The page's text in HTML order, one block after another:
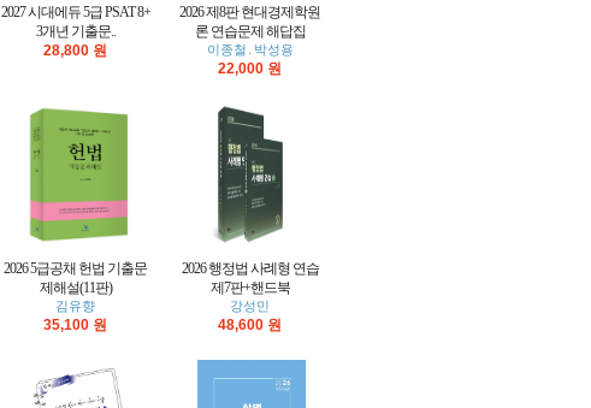
2027 시대에듀 5급 PSAT 8+
3개년 기출문..
28,800 원
2026 제8판 현대경제학원
론 연습문제 해답집
이종철․박성용
22,000 원
2026 5급공채 헌법 기출문
제해설(11판)
김유향
35,100 원
2026 행정법 사례형 연습
제7판+핸드북
강성민
48,600 원